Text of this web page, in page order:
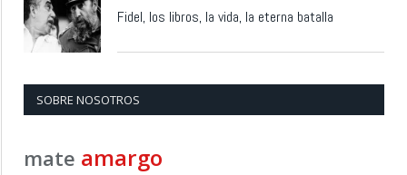
Fidel, los libros, la vida, la eterna batalla
SOBRE NOSOTROS
mate amargo